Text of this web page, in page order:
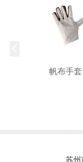
帆布手套
苏州